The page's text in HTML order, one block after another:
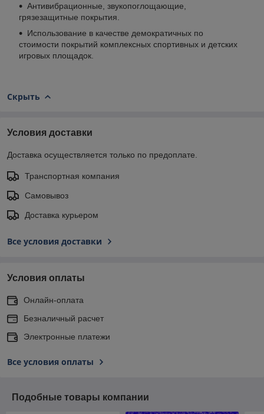
Антивибрационные, звукопоглощающие,
грязезащитные покрытия.
Использование в качестве демократичных по
стоимости покрытий комплексных спортивных и детских
игровых площадок.
Скрыть
Условия доставки
Доставка осуществляется только по предоплате.
Транспортная компания
Самовывоз
Доставка курьером
Все условия доставки
Условия оплаты
Онлайн-оплата
Безналичный расчет
Электронные платежи
Все условия оплаты
Подобные товары компании